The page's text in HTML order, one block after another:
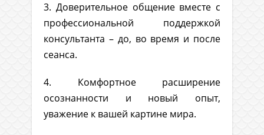
3. Доверительное общение вместе с
профессиональной поддержкой
консультанта – до, во время и после
сеанса.
4. Комфортное расширение
осознанности и новый опыт,
уважение к вашей картине мира.